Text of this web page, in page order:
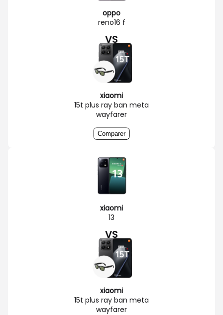
oppo
reno16 f
VS
xiaomi
15t plus ray ban meta
wayfarer
Comparer
xiaomi
13
VS
xiaomi
15t plus ray ban meta
wayfarer